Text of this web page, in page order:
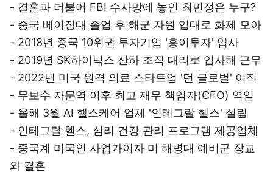
- 결혼과 더불어 FBI 수사망에 놓인 최민정은 누구?
- 중국 베이징대 졸업 후 해군 자원 입대로 화제 모아
- 2018년 중국 10위권 투자기업 '홍이투자' 입사
- 2019년 SK하이닉스 산하 조직 대리로 입사해 근무
- 2022년 미국 원격 의료 스타트업 '던 글로벌' 이직
- 무보수 자문역 이후 최고 재무 책임자(CFO) 역임
- 올해 3월 AI 헬스케어 업체 '인테그랄 헬스' 설립
- 인테그랄 헬스, 심리 건강 관리 프로그램 제공업체
- 중국계 미국인 사업가이자 미 해병대 예비군 장교
와 결혼